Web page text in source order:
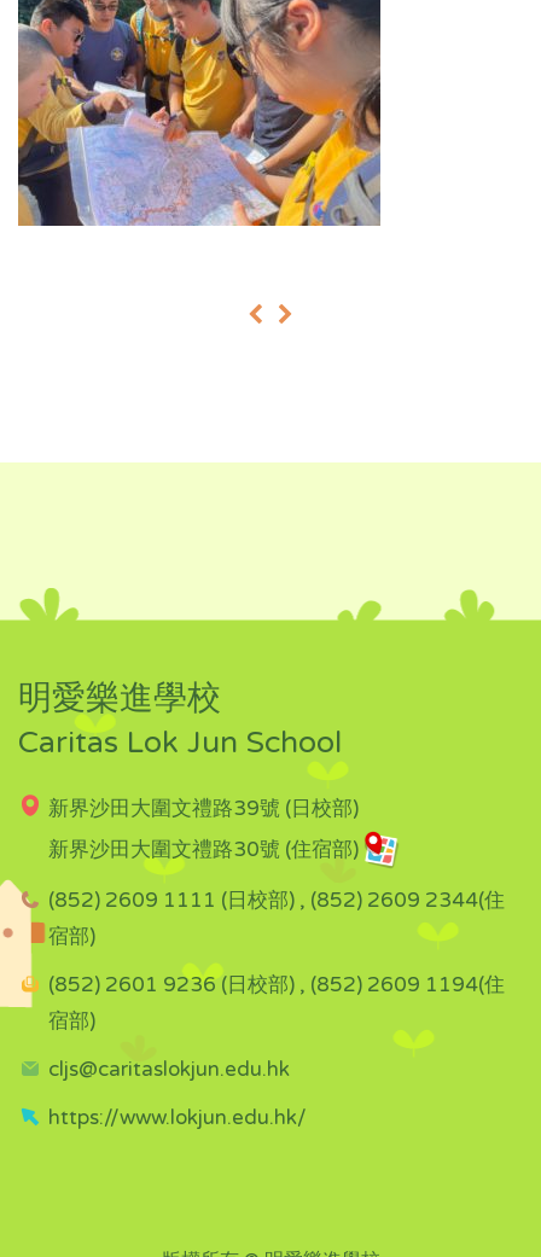
« »
明愛樂進學校
Caritas Lok Jun School
新界沙田大圍文禮路39號 (日校部)
新界沙田大圍文禮路30號 (住宿部)
(852) 2609 1111 (日校部) , (852) 2609 2344(住
宿部)
(852) 2601 9236 (日校部) , (852) 2609 1194(住
宿部)
cljs@caritaslokjun.edu.hk
https://www.lokjun.edu.hk/